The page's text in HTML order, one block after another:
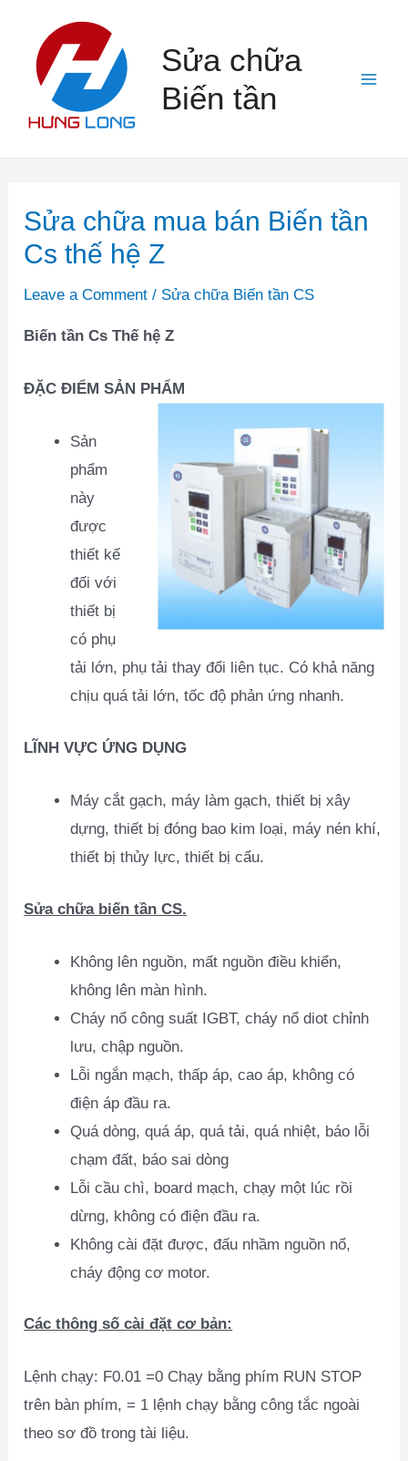
content
Sửa chữa
Biến tần
Sửa chữa mua bán Biến tần
Cs thế hệ Z
Leave a Comment / Sửa chữa Biến tần CS
Biến tần Cs Thế hệ Z
ĐẶC ĐIỂM SẢN PHẨM
Sản
phẩm
này
được
thiết kế
đối với
thiết bị
có phụ
tải lớn, phụ tải thay đổi liên tục. Có khả năng
chịu quá tải lớn, tốc độ phản ứng nhanh.
LĨNH VỰC ỨNG DỤNG
Máy cắt gạch, máy làm gạch, thiết bị xây
dựng, thiết bị đóng bao kim loại, máy nén khí,
thiết bị thủy lực, thiết bị cẩu.
Sửa chữa biến tần CS.
Không lên nguồn, mất nguồn điều khiển,
không lên màn hình.
Cháy nổ công suất IGBT, cháy nổ diot chỉnh
lưu, chập nguồn.
Lỗi ngắn mạch, thấp áp, cao áp, không có
điện áp đầu ra.
Quá dòng, quá áp, quá tải, quá nhiệt, báo lỗi
chạm đất, báo sai dòng
Lỗi cầu chì, board mạch, chạy một lúc rồi
dừng, không có điện đầu ra.
Không cài đặt được, đấu nhầm nguồn nổ,
cháy động cơ motor.
Các thông số cài đặt cơ bản:
Lệnh chạy: F0.01 =0 Chạy bằng phím RUN STOP
trên bàn phím, = 1 lệnh chạy bằng công tắc ngoài
theo sơ đồ trong tài liệu.